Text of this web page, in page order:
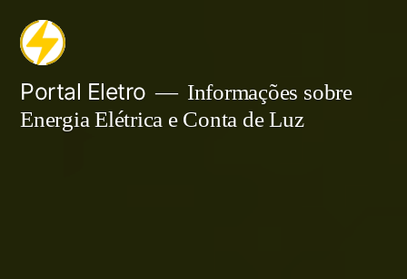
Pular
para
conteúdo
Portal Eletro
Informações sobre
Energia Elétrica e Conta de Luz